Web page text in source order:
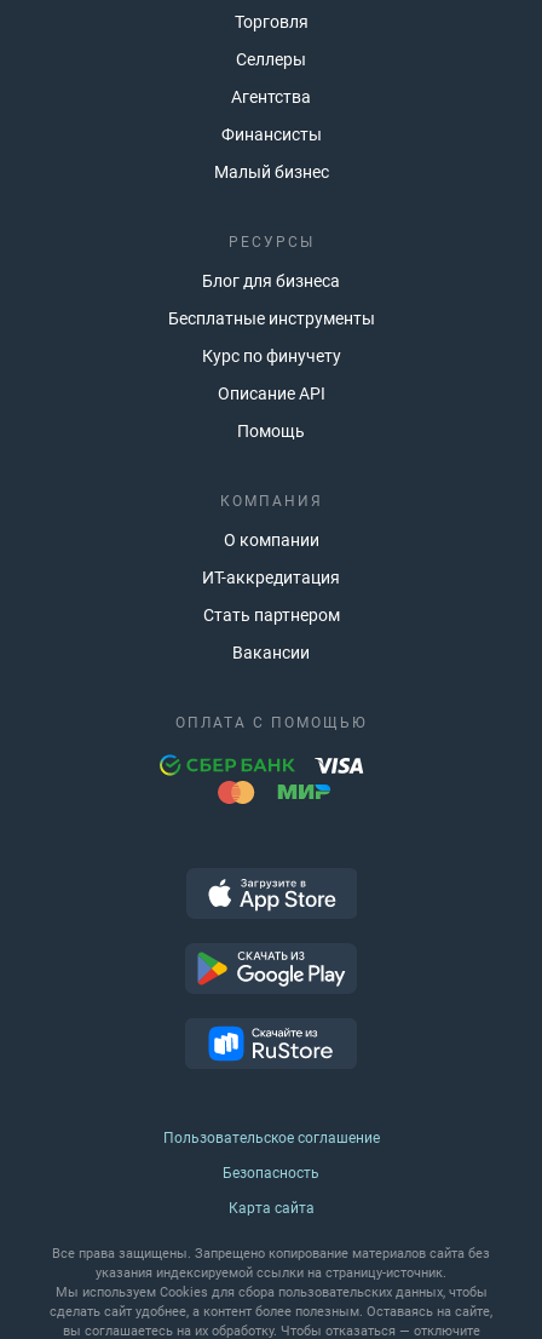
Торговля
Селлеры
Агентства
Финансисты
Малый бизнес
РЕСУРСЫ
Блог для бизнеса
Бесплатные инструменты
Курс по финучету
Описание API
Помощь
КОМПАНИЯ
О компании
ИТ-аккредитация
Стать партнером
Вакансии
ОПЛАТА С ПОМОЩЬЮ
Пользовательское соглашение
Безопасность
Карта сайта
Все права защищены. Запрещено копирование материалов сайта без
указания индексируемой ссылки на страницу‑источник.
Мы используем Cookies для сбора пользовательских данных, чтобы
сделать сайт удобнее, а контент более полезным. Оставаясь на сайте,
вы соглашаетесь на их обработку. Чтобы отказаться — отключите